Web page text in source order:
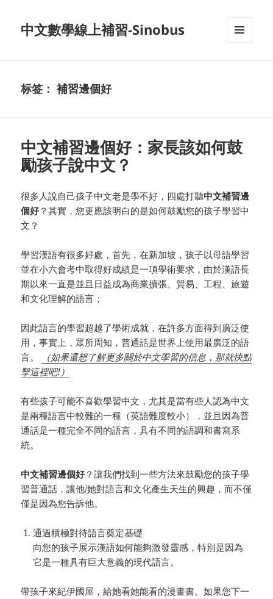
中文數學線上補習-Sinobus
标签：補習邊個好
中文補習邊個好：家長該如何鼓
勵孩子說中文？
很多人說自己孩子中文老是學不好，四處打聽中文補習邊
個好？其實，您更應該明白的是如何鼓勵您的孩子學習中
文？
學習漢語有很多好處，首先，在新加坡，孩子以母語學習
並在小六會考中取得好成績是一項學術要求，由於漢語長
期以來一直是並且日益成為商業擴張、貿易、工程、旅遊
和文化理解的語言；
因此語言的學習超越了學術成就，在許多方面得到廣泛使
用，事實上，眾所周知，普通話是世界上使用最廣泛的語
言。
（如果還想了解更多關於中文學習的信息，那就快點
擊這裡吧!）
有些孩子可能不喜歡學習中文，尤其是當有些人認為中文
是兩種語言中較難的一種（英語難度較小），並且因為普
通話是一種完全不同的語言，具有不同的語調和書寫系
統。
中文補習邊個好？讓我們找到一些方法來鼓勵您的孩子學
習普通話，讓他/她對語言和文化產生天生的興趣，而不僅
僅是因為您告訴他。
通過積極對待語言奠定基礎
向您的孩子展示漢語如何能夠激發靈感，特別是因為
它是一種具有巨大意義的現代語言。
帶孩子來紀伊國屋，給她看她能看的漫畫書。如果您下一